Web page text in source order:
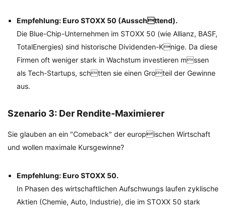
Empfehlung: Euro STOXX 50 (Ausschttend).
Die Blue-Chip-Unternehmen im STOXX 50 (wie Allianz, BASF,
TotalEnergies) sind historische Dividenden-Knige. Da diese
Firmen oft weniger stark in Wachstum investieren mssen
als Tech-Startups, schtten sie einen Groteil der Gewinne
aus.
Szenario 3: Der Rendite-Maximierer
Sie glauben an ein "Comeback" der europischen Wirtschaft
und wollen maximale Kursgewinne?
Empfehlung: Euro STOXX 50.
In Phasen des wirtschaftlichen Aufschwungs laufen zyklische
Aktien (Chemie, Auto, Industrie), die im STOXX 50 stark